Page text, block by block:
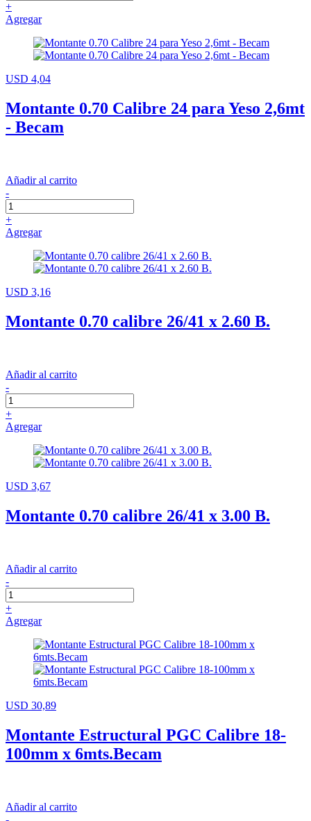
+
Agregar
USD 4,04
Montante 0.70 Calibre 24 para Yeso 2,6mt
- Becam
Añadir al carrito
-
+
Agregar
USD 3,16
Montante 0.70 calibre 26/41 x 2.60 B.
Añadir al carrito
-
+
Agregar
USD 3,67
Montante 0.70 calibre 26/41 x 3.00 B.
Añadir al carrito
-
+
Agregar
USD 30,89
Montante Estructural PGC Calibre 18-
100mm x 6mts.Becam
Añadir al carrito